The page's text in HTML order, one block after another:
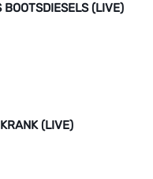
BOOTSDIESELS (LIVE)
(LIVE)